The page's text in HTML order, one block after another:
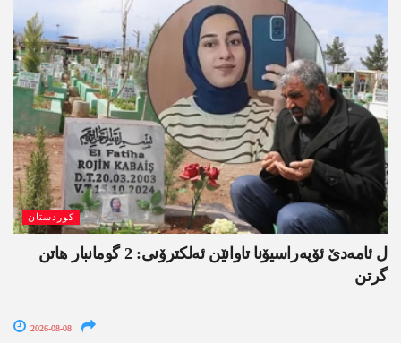
کوردستان
ل ئامەدێ ئۆپەراسیۆنا تاوانێن ئەلکترۆنی: 2 گومانبار ھاتن
گرتن
2026-08-08